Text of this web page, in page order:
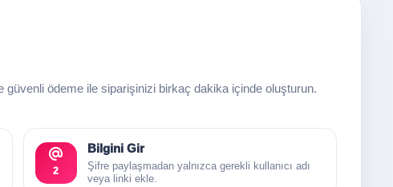
ödeme ile siparişinizi birkaç dakika içinde oluşturun.
2
Bilgini Gir
Şifre paylaşmadan yalnızca gerekli kullanıcı adı
veya linki ekle.